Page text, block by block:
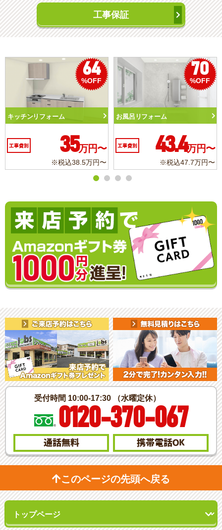
工事保証
64
%OFF
キッチンリフォーム
工事費別 35万円〜
※税込38.5万円〜
70
%OFF
お風呂リフォーム
工事費別 43.4万円〜
※税込47.7万円〜
受付時間 10:00-17:30 （水曜定休）
0120-370-067
通話無料 携帯電話OK
このページの先頭へ戻る